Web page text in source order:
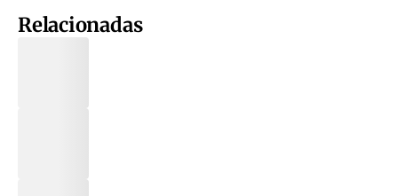
Relacionadas